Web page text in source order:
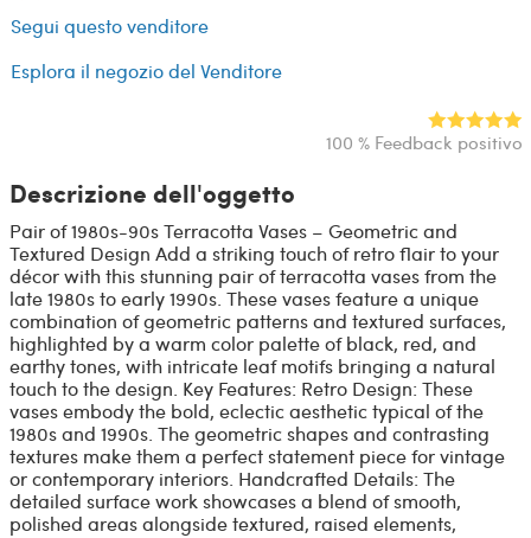
Segui questo venditore
Esplora il negozio del Venditore
100 % Feedback positivo
Descrizione dell'oggetto
Pair of 1980s-90s Terracotta Vases – Geometric and
Textured Design Add a striking touch of retro flair to your
décor with this stunning pair of terracotta vases from the
late 1980s to early 1990s. These vases feature a unique
combination of geometric patterns and textured surfaces,
highlighted by a warm color palette of black, red, and
earthy tones, with intricate leaf motifs bringing a natural
touch to the design. Key Features: Retro Design: These
vases embody the bold, eclectic aesthetic typical of the
1980s and 1990s. The geometric shapes and contrasting
textures make them a perfect statement piece for vintage
or contemporary interiors. Handcrafted Details: The
detailed surface work showcases a blend of smooth,
polished areas alongside textured, raised elements,